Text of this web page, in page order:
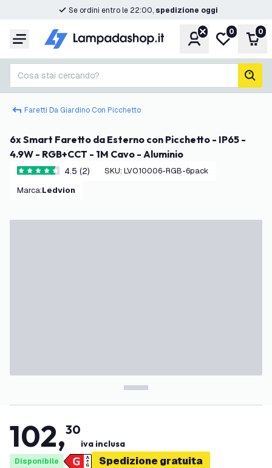
Se ordini entro le 22:00, spedizione oggi
Menu Account
Lista
0 0
Cosa stai cercando?
Faretti Da Giardino Con Picchetto
6x Smart Faretto da Esterno con Picchetto - IP65 -
4.9W - RGB+CCT - 1M Cavo - Aluminio
4.5 stelle di valutazione
4.5 (2) SKU: LVO10006-RGB-6pack
Marca: Ledvion
102,30
iva inclusa
Disponibile Spedizione gratuita